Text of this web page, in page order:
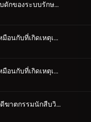
ตอนที่ 915 กับดักของระบบรักษาความปลอดภัย
ตอนที่ 916 เหมือนกับที่เกิดเหตุเมื่อ 17 ปีก่อน (ตอนแรก)
ตอนที่ 917 เหมือนกับที่เกิดเหตุเมื่อ 17 ปีก่อน (ตอนจบ)
ตอนที่ 918 คดีฆาตกรรมนักสืบวิญญาณ (ตอนแรก)